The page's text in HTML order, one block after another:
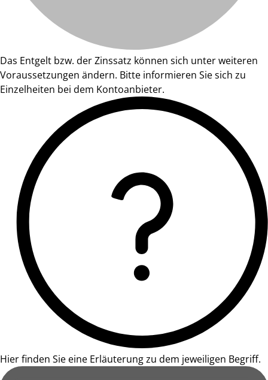
Das Entgelt bzw. der Zinssatz können sich unter weiteren
Voraussetzungen ändern. Bitte informieren Sie sich zu
Einzelheiten bei dem Kontoanbieter.
Hier finden Sie eine Erläuterung zu dem jeweiligen Begriff.